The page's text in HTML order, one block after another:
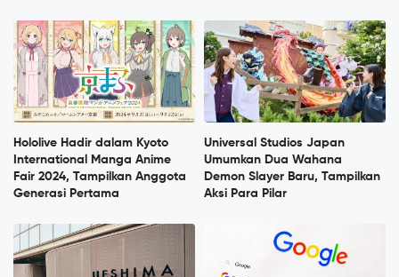
Hololive Hadir dalam Kyoto
International Manga Anime
Fair 2024, Tampilkan Anggota
Generasi Pertama
Universal Studios Japan
Umumkan Dua Wahana
Demon Slayer Baru, Tampilkan
Aksi Para Pilar